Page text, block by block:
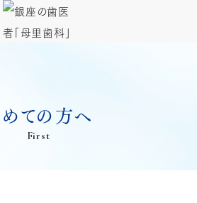
ての方へ
First